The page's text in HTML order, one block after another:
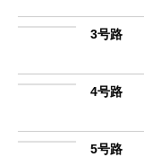
3号路
4号路
5号路